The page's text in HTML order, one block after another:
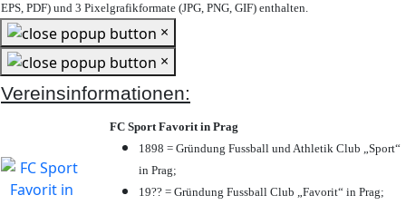
EPS, PDF) und 3 Pixelgrafikformate (JPG, PNG, GIF) enthalten.
×
×
Vereinsinformationen:
FC Sport Favorit in Prag
1898 = Gründung Fussball und Athletik Club „Sport“
in Prag;
19?? = Gründung Fussball Club „Favorit“ in Prag;